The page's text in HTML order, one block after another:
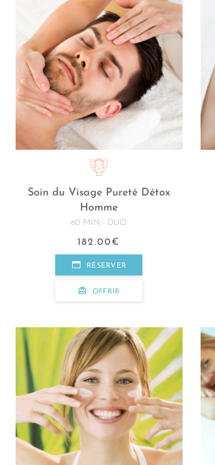
Soin du Visage Pureté Détox
Homme
60 MIN - DUO
182.00€
RÉSERVER
OFFRIR